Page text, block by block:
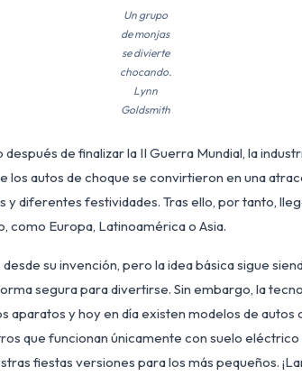
Un grupo
de monjas
se divierte
chocando.
Lynn
Goldsmith
de finalizar la II Guerra Mundial, la
los autos de choque se convirtieron en una
y diferentes festividades. Tras ello, por tanto,
como Europa, Latinoamérica o Asia.
su invención, pero la idea básica sigue
segura para divertirse. Sin embargo, la
aparatos y hoy en día existen modelos de
que funcionan únicamente con suelo eléctrico
fiestas versiones para los más pequeños.